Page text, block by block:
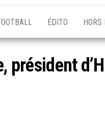
ÉDITO HORS
président